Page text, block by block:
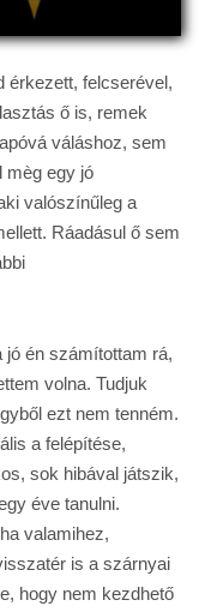
érkezett, felcserével,
ő is, remek
váláshoz, sem
mèg egy jó
valószínűleg a
Ráadásul ő sem
jó én számítottam rá,
volna. Tudjuk
ezt nem tenném.
a felépítése,
sok hibával játszik,
éve tanulni.
valamihez,
is a szárnyai
hogy nem kezdhető